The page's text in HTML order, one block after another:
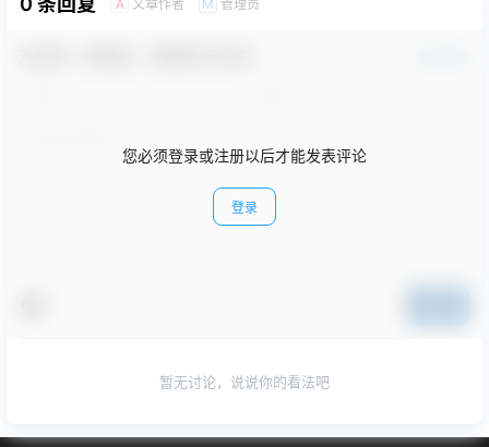
A 文章作者 M 管理员
您必须登录或注册以后才能发表评论
登录
暂无讨论，说说你的看法吧